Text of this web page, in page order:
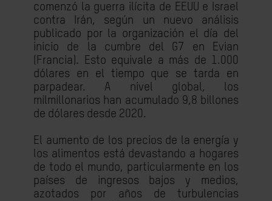
comenzó la guerra ilícita de EEUU e Israel
contra Irán, según un nuevo análisis
publicado por la organización el día del
inicio de la cumbre del G7 en Evian
(Francia). Esto equivale a más de 1.000
dólares en el tiempo que se tarda en
parpadear. A nivel global, los
milmillonarios han acumulado 9,8 billones
de dólares desde 2020.
El aumento de los precios de la energía y
los alimentos está devastando a hogares
de todo el mundo, particularmente en los
países de ingresos bajos y medios,
azotados por años de turbulencias